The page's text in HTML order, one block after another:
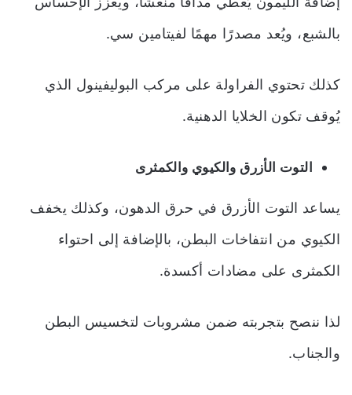
بالشبع، ويُعد مصدرًا مهمًا لفيتامين سي.
كذلك تحتوي الفراولة على مركب البوليفينول الذي
يُوقف تكون الخلايا الدهنية.
التوت الأزرق والكيوي والكمثرى
يساعد التوت الأزرق في حرق الدهون، وكذلك يخفف
الكيوي من انتفاخات البطن، بالإضافة إلى احتواء
الكمثرى على مضادات أكسدة.
لذا ننصح بتجربته ضمن مشروبات لتخسيس البطن
والجناب.